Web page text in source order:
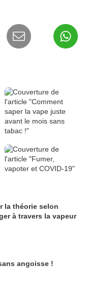
la théorie selon
à travers la vapeur
angoisse !